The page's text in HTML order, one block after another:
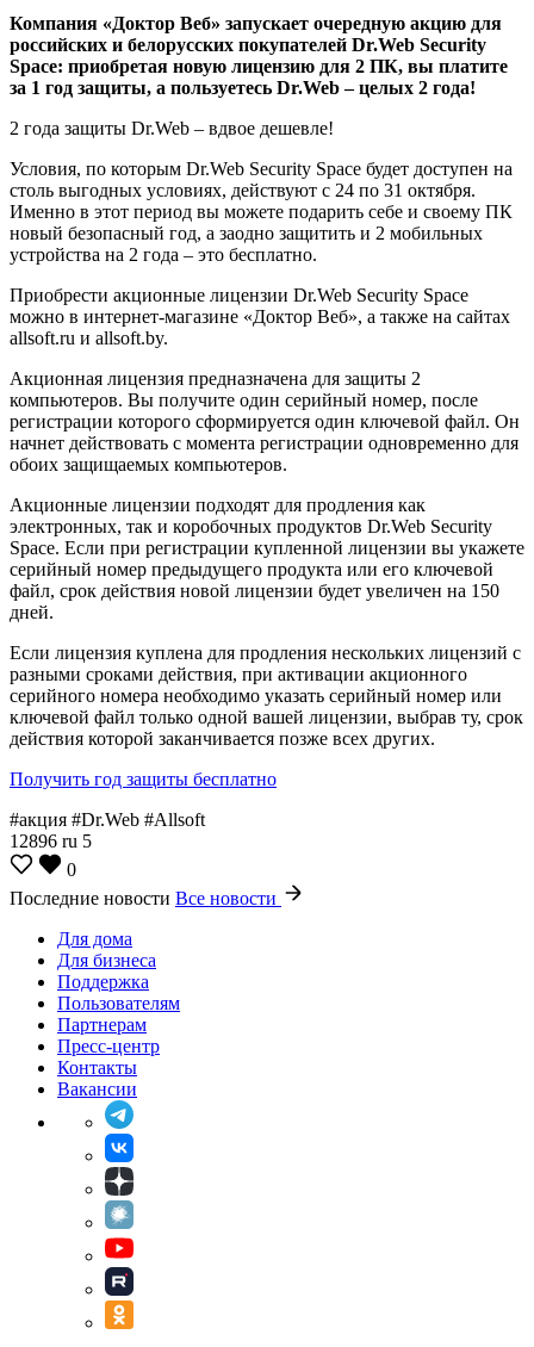
Компания «Доктор Веб» запускает очередную акцию для
российских и белорусских покупателей Dr.Web Security
Space: приобретая новую лицензию для 2 ПК, вы платите
за 1 год защиты, а пользуетесь Dr.Web – целых 2 года!
2 года защиты Dr.Web – вдвое дешевле!
Условия, по которым Dr.Web Security Space будет доступен на
столь выгодных условиях, действуют с 24 по 31 октября.
Именно в этот период вы можете подарить себе и своему ПК
новый безопасный год, а заодно защитить и 2 мобильных
устройства на 2 года – это бесплатно.
Приобрести акционные лицензии Dr.Web Security Space
можно в интернет-магазине «Доктор Веб», а также на сайтах
allsoft.ru и allsoft.by.
Акционная лицензия предназначена для защиты 2
компьютеров. Вы получите один серийный номер, после
регистрации которого сформируется один ключевой файл. Он
начнет действовать с момента регистрации одновременно для
обоих защищаемых компьютеров.
Акционные лицензии подходят для продления как
электронных, так и коробочных продуктов Dr.Web Security
Space. Если при регистрации купленной лицензии вы укажете
серийный номер предыдущего продукта или его ключевой
файл, срок действия новой лицензии будет увеличен на 150
дней.
Если лицензия куплена для продления нескольких лицензий с
разными сроками действия, при активации акционного
серийного номера необходимо указать серийный номер или
ключевой файл только одной вашей лицензии, выбрав ту, срок
действия которой заканчивается позже всех других.
Получить год защиты бесплатно
#акция #Dr.Web #Allsoft
12896 ru 5
0
Последние новости Все новости
Для дома
Для бизнеса
Поддержка
Пользователям
Партнерам
Пресс-центр
Контакты
Вакансии